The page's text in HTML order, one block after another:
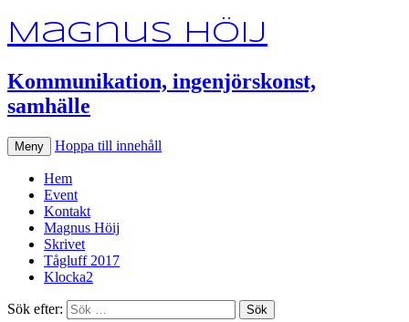
Magnus Höij
Kommunikation, ingenjörskonst,
samhälle
Meny Hoppa till innehåll
Hem
Event
Kontakt
Magnus Höij
Skrivet
Tågluff 2017
Klocka2
Sök efter: